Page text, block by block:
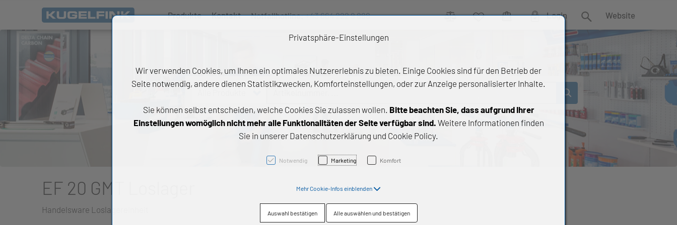
Produkte Kontakt Notfallhotline:+43 664 222 9 888 VergleichWunschlisteWarenkorb Login Suche Website
Alle Produkte
Wälz- und Gleitlager
Antriebstechnik
Chemische Produkte
EF 20 GMT Loslager
Handelsware Loslagereinheit
Privatsphäre-Einstellungen
Wir verwenden Cookies, um Ihnen ein optimales Nutzererlebnis zu bieten. Einige Cookies sind für den Betrieb der
Seite notwendig, andere dienen Statistikzwecken, Komforteinstellungen, oder zur Anzeige personalisierter Inhalte.
Sie können selbst entscheiden, welche Cookies Sie zulassen wollen. Bitte beachten Sie, dass aufgrund Ihrer
Einstellungen womöglich nicht mehr alle Funktionalitäten der Seite verfügbar sind. Weitere Informationen finden
Sie in unserer Datenschutzerklärung und Cookie Policy.
Notwendig Marketing Komfort
Mehr Cookie-Infos einblenden
Auswahl bestätigen Alle auswählen und bestätigen